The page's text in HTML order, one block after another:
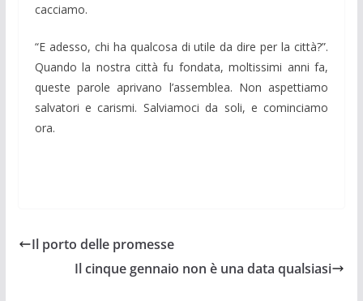
cacciamo.
“E adesso, chi ha qualcosa di utile da dire per la città?”.
Quando la nostra città fu fondata, moltissimi anni fa,
queste parole aprivano l’assemblea. Non aspettiamo
salvatori e carismi. Salviamoci da soli, e cominciamo
ora.
Il porto delle promesse
Il cinque gennaio non è una data qualsiasi